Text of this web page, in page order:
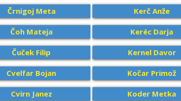
Črnigoj Meta
Čoh Mateja
Čuček Filip
Cvelfar Bojan
Cvirn Janez
Kerč Anže
Keréc Darja
Kernel Davor
Kočar Primož
Koder Metka